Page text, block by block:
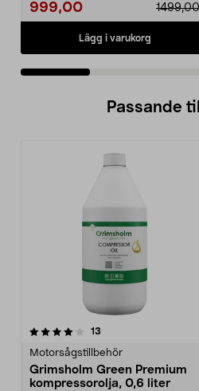
999,00 1499,00
Lägg i varukorg
Passande
13
Motorsågstillbehör
Grimsholm Green Premium
kompressorolja, 0,6 liter
4.0av 5 stjärnor